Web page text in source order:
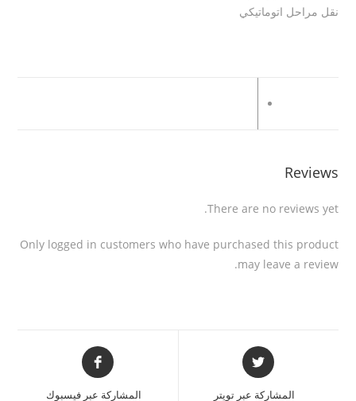
نقل مراحل اتوماتيكي
Reviews
There are no reviews yet.
Only logged in customers who have purchased this product
may leave a review.
المشاركة عبر تويتر المشاركة عبر فيسبوك